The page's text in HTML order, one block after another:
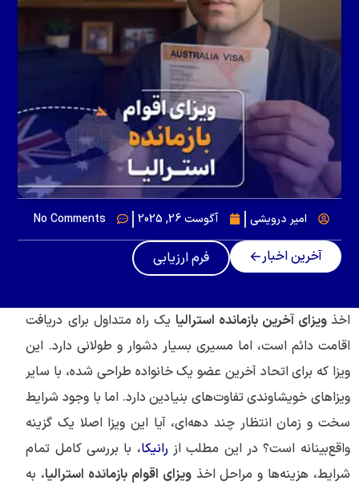
امیر درویشی آگوست 26, 2025 No Comments
آخرین اخبار فرم ارزیابی
اخذ ویزای آخرین بازمانده استرالیا یک راه متداول برای دریافت
اقامت دائم است، اما مسیری بسیار دشوار و طولانی دارد. این
ویزا که برای اتحاد آخرین عضو یک خانواده طراحی شده، با سایر
ویزاهای خویشاوندی تفاوت‌های بنیادین دارد. اما با وجود شرایط
سخت و زمان انتظار چند دهه‌ای، آیا این ویزا اصلا یک گزینه
واقع‌بینانه است؟ در این مطلب ازرانیکا، با بررسی کامل تمام
شرایط، هزینه‌ها و مراحل اخذویزای اقوام بازمانده استرالیا، به